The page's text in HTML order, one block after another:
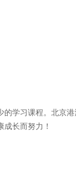
学习课程。北京
长而努力！